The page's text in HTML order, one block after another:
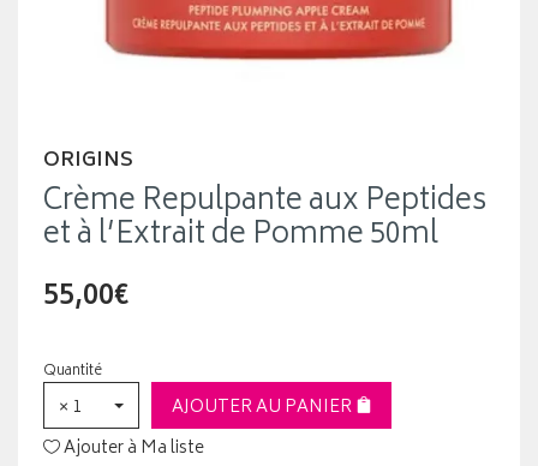
ORIGINS
Crème Repulpante aux Peptides
et à l’Extrait de Pomme 50ml
55,00€
Quantité
× 1
AJOUTER AU PANIER
Ajouter à Ma liste